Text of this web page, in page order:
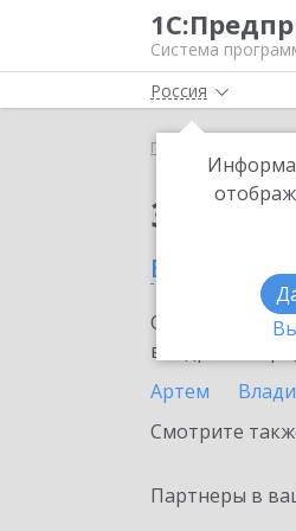
Система
Россия
Главная
в
Ознакомьтесь
внедрение
Артем
Смотрите
Партнеры в